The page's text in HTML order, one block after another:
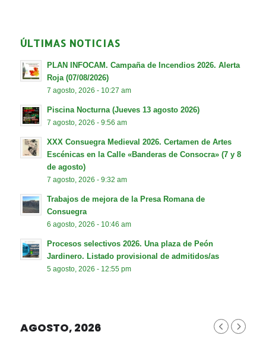
ÚLTIMAS NOTICIAS
PLAN INFOCAM. Campaña de Incendios 2026. Alerta
Roja (07/08/2026)
7 agosto, 2026 - 10:27 am
Piscina Nocturna (Jueves 13 agosto 2026)
7 agosto, 2026 - 9:56 am
XXX Consuegra Medieval 2026. Certamen de Artes
Escénicas en la Calle «Banderas de Consocra» (7 y 8
de agosto)
7 agosto, 2026 - 9:32 am
Trabajos de mejora de la Presa Romana de
Consuegra
6 agosto, 2026 - 10:46 am
Procesos selectivos 2026. Una plaza de Peón
Jardinero. Listado provisional de admitidos/as
5 agosto, 2026 - 12:55 pm
AGOSTO, 2026